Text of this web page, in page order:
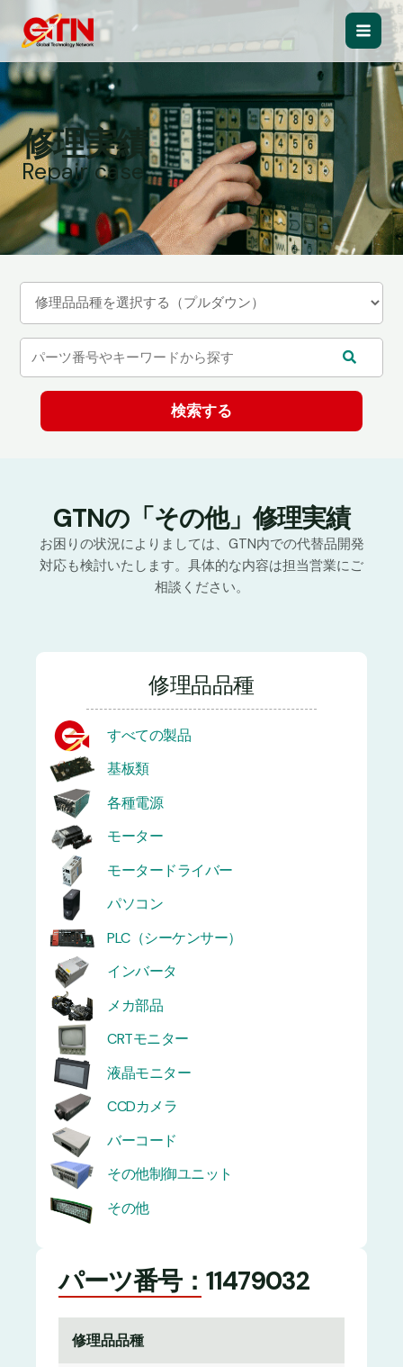
ス
キ
ッ
プ
Main
修理実績
Repair case
GTNの「その他」修理実績
お困りの状況によりましては、GTN内での代替品開発
対応も検討いたします。具体的な内容は担当営業にご
相談ください。
修理品品種
すべての製品
基板類
各種電源
モーター
モータードライバー
パソコン
PLC（シーケンサー）
インバータ
メカ部品
CRTモニター
液晶モニター
CCDカメラ
バーコード
その他制御ユニット
その他
パーツ番号：11479032
修理品品種